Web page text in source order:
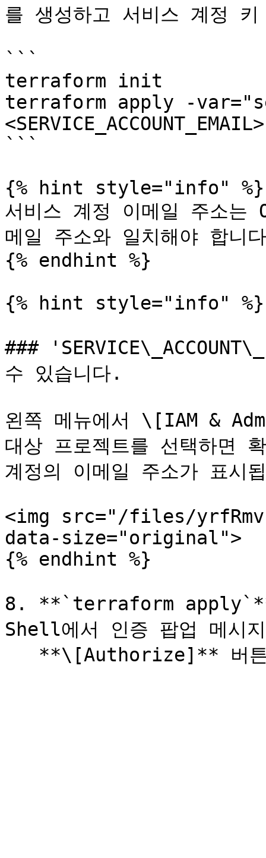
를 생성하고 서비스 계정
```
terraform init
terraform apply -
```
{% hint style="info" %}
서비스 계정 이메일 주소는
메일 주소와 일치해야 합니
{% endhint %}
{% hint style="info" %}
###
수 있습니다.
왼쪽 메뉴에서 \[IAM &
대상 프로젝트를 선택하면
계정의 이메일 주소가 표시
<img src="/files/
data-size="original">
{% endhint %}
8. **`terraform apply`**
Shell에서 인증 팝업 메시